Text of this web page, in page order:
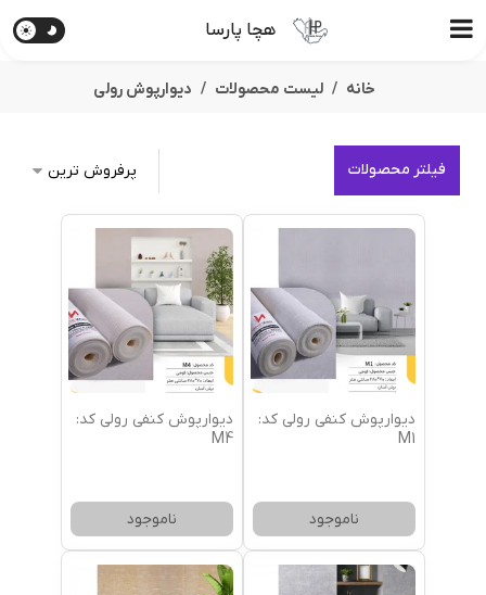
هچا پارسا
خانه لیست محصولات دیوارپوش رولی
فیلتر محصولات
دیوارپوش کنفی رولی کد:
M1
ناموجود
دیوارپوش کنفی رولی کد:
M4
ناموجود